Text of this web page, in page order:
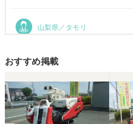
山梨県／タモリ
だきます。ありがとうござい
山梨県／伊藤明久
引き取りに行くまでに 時
待っていて頂き有り難うござ
おすすめ掲載